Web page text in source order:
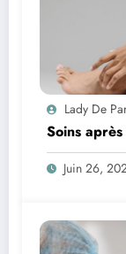
Lady De
Soins
Juin 26,